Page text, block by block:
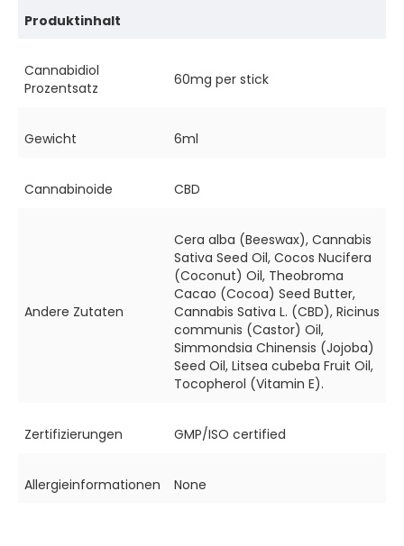
Produktinhalt
Cannabidiol
Prozentsatz
60mg per stick
Gewicht 6ml
Cannabinoide CBD
Andere Zutaten
Cera alba (Beeswax), Cannabis
Sativa Seed Oil, Cocos Nucifera
(Coconut) Oil, Theobroma
Cacao (Cocoa) Seed Butter,
Cannabis Sativa L. (CBD), Ricinus
communis (Castor) Oil,
Simmondsia Chinensis (Jojoba)
Seed Oil, Litsea cubeba Fruit Oil,
Tocopherol (Vitamin E).
Zertifizierungen GMP/ISO certified
Allergieinformationen None